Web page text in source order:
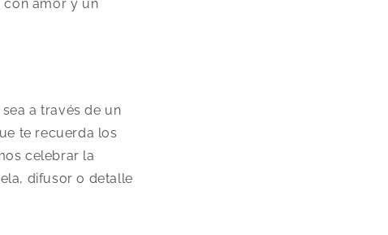
con amor y un
a través de un
te recuerda los
celebrar la
difusor o detalle